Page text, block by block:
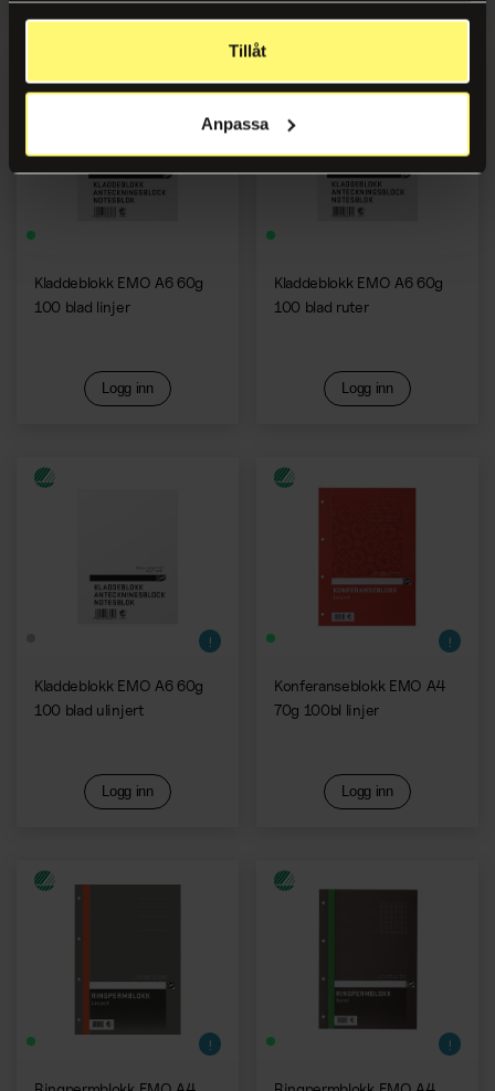
Tillåt
Anpassa
Kladdeblokk EMO A6 60g
100 blad linjer
Logg inn
Kladdeblokk EMO A6 60g
100 blad ruter
Logg inn
Kladdeblokk EMO A6 60g
100 blad ulinjert
Logg inn
Konferanseblokk EMO A4
70g 100bl linjer
Logg inn